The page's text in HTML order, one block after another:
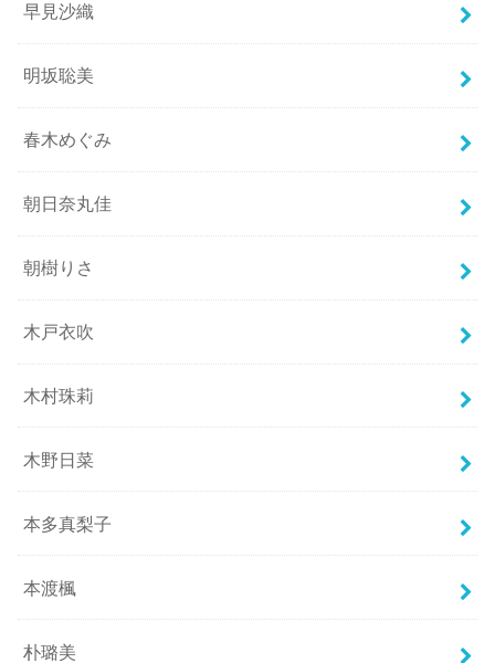
早見沙織
明坂聡美
春木めぐみ
朝日奈丸佳
朝樹りさ
木戸衣吹
木村珠莉
木野日菜
本多真梨子
本渡楓
朴璐美